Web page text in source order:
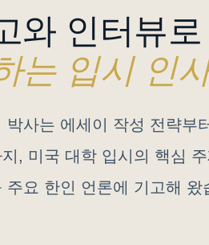
와 인터뷰로
는 입시 인
박사는 에세이 작성 전략부
, 미국 대학 입시의 핵심
주요 한인 언론에 기고해 왔